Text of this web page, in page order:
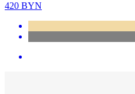
420 BYN